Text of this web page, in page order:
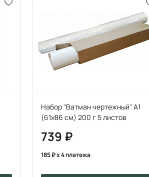
Набор "Ватман чертежный" А1
(61x86 см) 200 г 5 листов
739
185 x 4 платежа